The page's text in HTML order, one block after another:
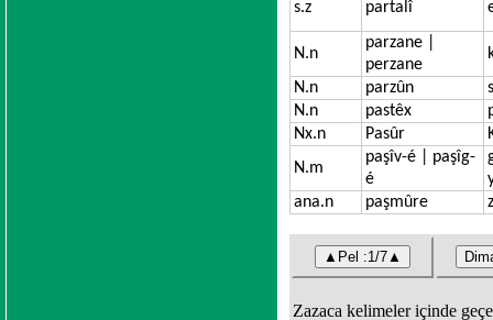
s.z partalî
N.n
parzane |
perzane
N.n
parzûn
N.n
pastêx
Nx.n
Pasûr
N.m
paşîv-é | paşîg-
é
ana.n
paşmûre
Zazaca kelimeler içinde